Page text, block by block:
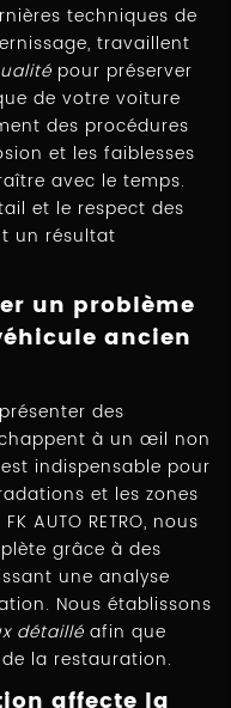
techniques de
travaillent
pour préserver
de votre voiture
des procédures
et les faiblesses
avec le temps.
et le respect des
un résultat
un problème
ancien
des
à un œil non
indispensable pour
et les zones
AUTO RETRO, nous
grâce à des
une analyse
Nous établissons
détaillé afin que
la restauration.
affecte la